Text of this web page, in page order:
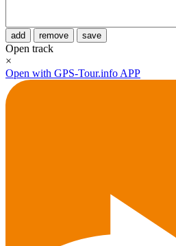
add remove save
Open track
×
Open with GPS-Tour.info APP